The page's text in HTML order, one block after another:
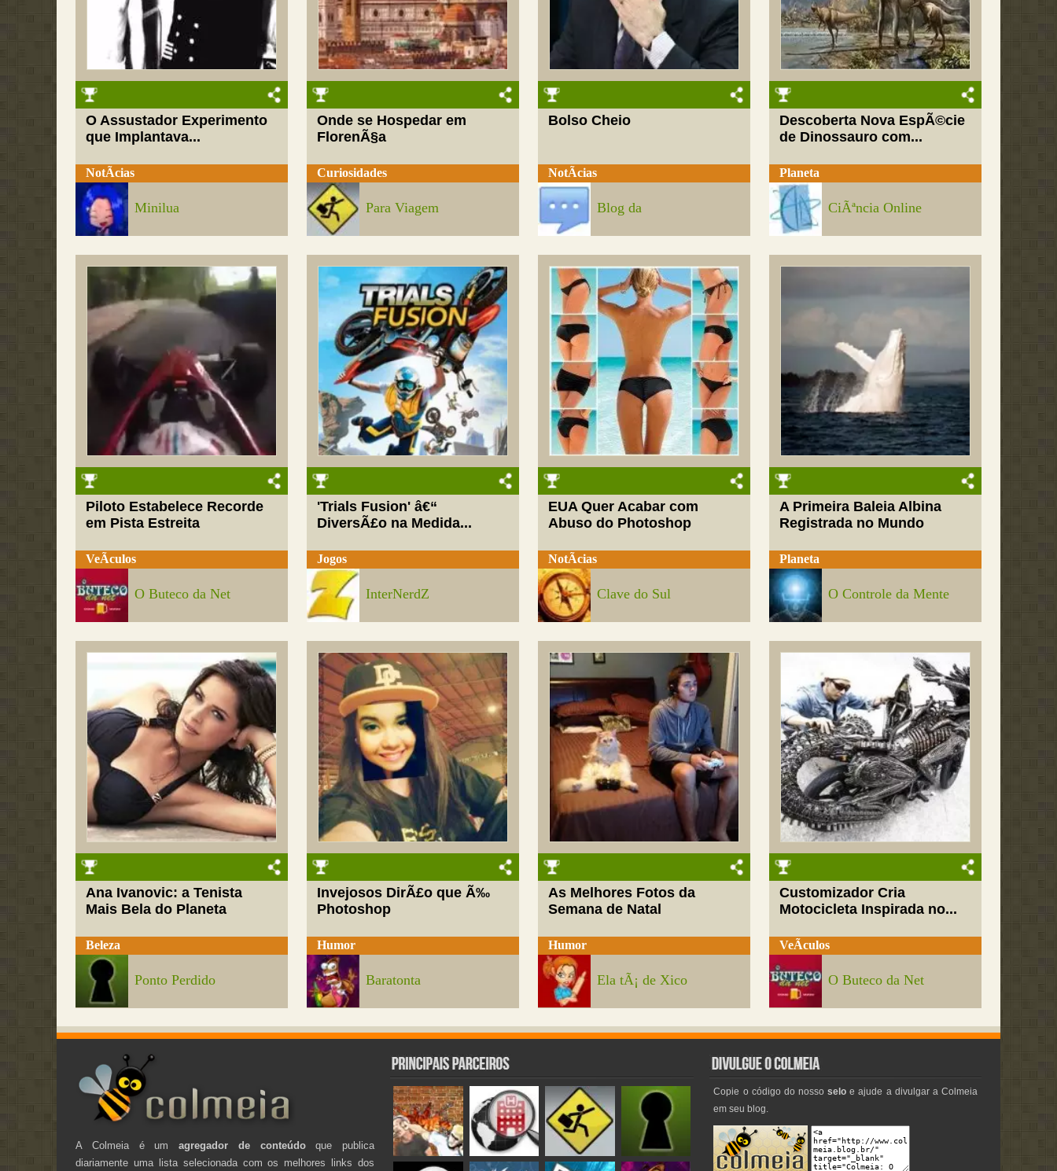
O Assustador Experimento
que Implantava...
NotÃ­cias
Minilua
Onde se Hospedar em
FlorenÃ§a
Curiosidades
Para Viagem
Bolso Cheio
NotÃ­cias
Blog da
Descoberta Nova EspÃ©cie
de Dinossauro com...
Planeta
CiÃªncia Online
Piloto Estabelece Recorde
em Pista Estreita
VeÃ­culos
O Buteco da Net
'Trials Fusion' â€“
DiversÃ£o na Medida...
Jogos
InterNerdZ
EUA Quer Acabar com
Abuso do Photoshop
NotÃ­cias
Clave do Sul
A Primeira Baleia Albina
Registrada no Mundo
Planeta
O Controle da Mente
Ana Ivanovic: a Tenista
Mais Bela do Planeta
Beleza
Ponto Perdido
Invejosos DirÃ£o que Ã‰
Photoshop
Humor
Baratonta
As Melhores Fotos da
Semana de Natal
Humor
Ela tÃ¡ de Xico
Customizador Cria
Motocicleta Inspirada no...
VeÃ­culos
O Buteco da Net
A Colmeia é umagregador de conteúdoque publica
diariamente uma lista selecionada com os melhores links dos
Copie o código do nossoselo e ajude a divulgar a Colmeia
em seu blog.